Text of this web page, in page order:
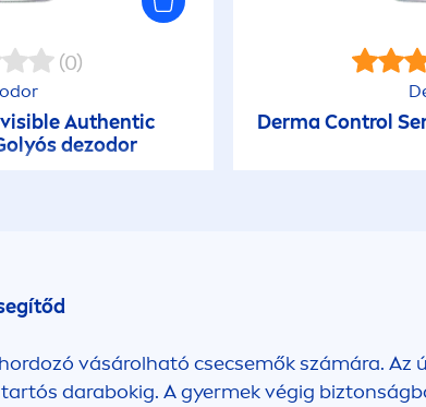
(0)
Authentic
dezodor
Derma Control
vásárolható csecsemők számára.
darabokig. A gyermek végig